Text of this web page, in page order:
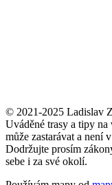
© 2021-2025 Ladislav
Uváděné trasy a tipy
může zastarávat a není
Dodržujte prosím
sebe i za své okolí.